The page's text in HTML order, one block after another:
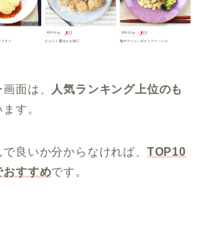
面は、
人気ランキング上位のも
ます。
良いか分からなければ、 TOP10
おすすめです。